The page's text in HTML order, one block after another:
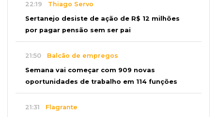
22:19 Thiago Servo
Sertanejo desiste de ação de R$ 12 milhões
por pagar pensão sem ser pai
21:50 Balcão de empregos
Semana vai começar com 909 novas
oportunidades de trabalho em 114 funções
21:31 Flagrante